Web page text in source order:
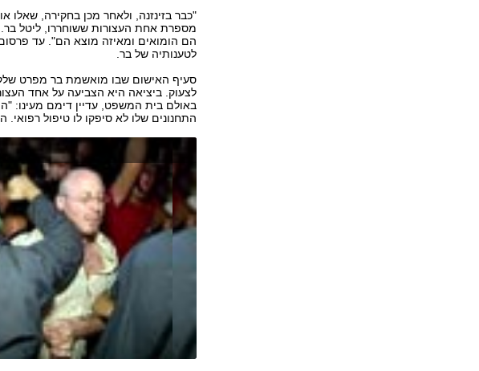
"כבר בזינזנה, ולאחר מכן בחקירה, שאלו
מספרת אחת העצורות ששוחררו, ליטל
הם הומואים ומאיזה מוצא הם". עד
לטענותיה של בר.
סעיף האישום שבו מואשמת בר מפרט
לצעוק. ביציאה היא הצביעה על אחד
באולם בית המשפט, עדיין דימם מעינו:
התחנונים שלו לא סיפקו לו טיפול